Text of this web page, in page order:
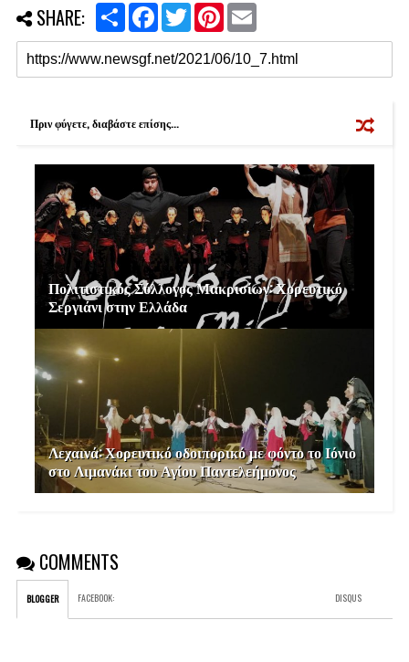
SHARE:
S
a
r
e
F
c
e
b
o
T
i
t
t
e
P
n
t
e
r
E
a
l
Πριν φύγετε, διαβάστε επίσης...
Πολιτιστικός Σύλλογος Μακρισίων: Χορευτικό
Σεργιάνι στην Ελλάδα
Λεχαινά: Χορευτικό οδοιπορικό με φόντο το Ιόνιο
στο Λιμανάκι του Αγίου Παντελεήμονος
COMMENTS
BLOGGER FACEBOOK: DISQUS